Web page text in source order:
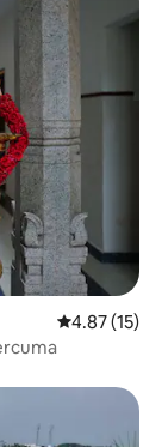
Penarafan
4.87 (15)